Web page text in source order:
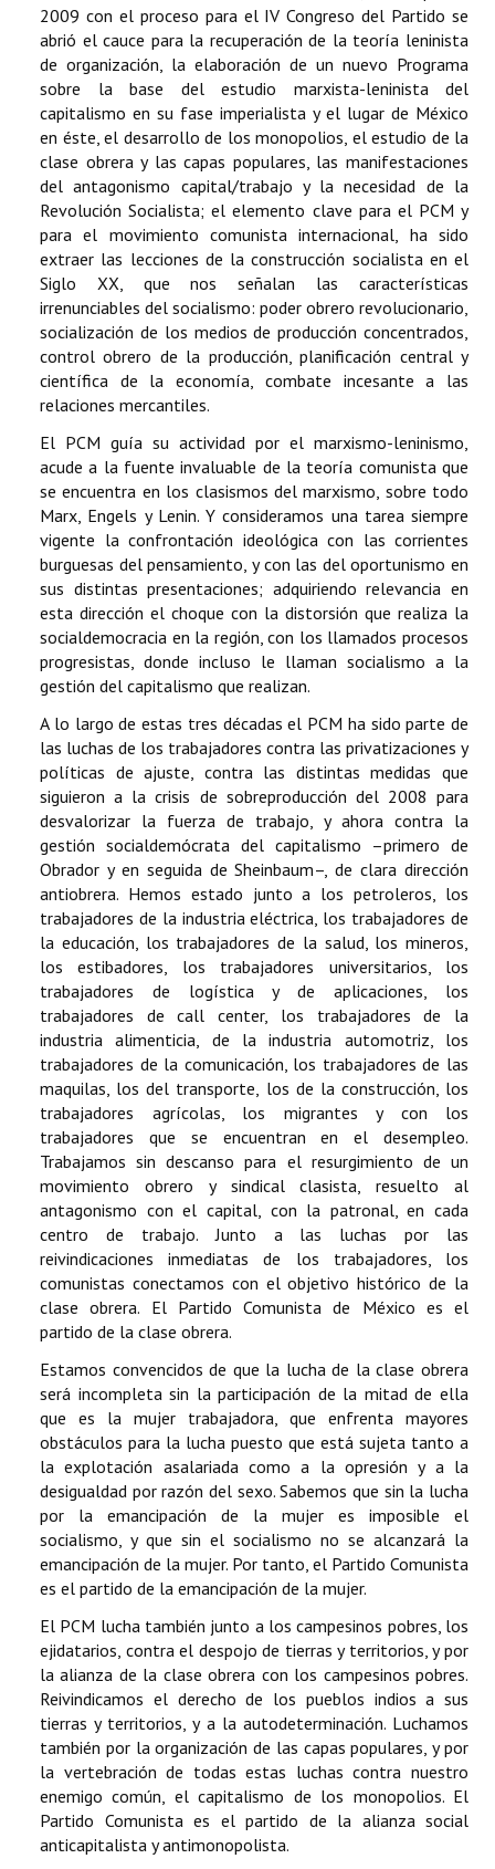
2009 con el proceso para el IV Congreso del Partido se
abrió el cauce para la recuperación de la teoría leninista
de organización, la elaboración de un nuevo Programa
sobre la base del estudio marxista-leninista del
capitalismo en su fase imperialista y el lugar de México
en éste, el desarrollo de los monopolios, el estudio de la
clase obrera y las capas populares, las manifestaciones
del antagonismo capital/trabajo y la necesidad de la
Revolución Socialista; el elemento clave para el PCM y
para el movimiento comunista internacional, ha sido
extraer las lecciones de la construcción socialista en el
Siglo XX, que nos señalan las características
irrenunciables del socialismo: poder obrero revolucionario,
socialización de los medios de producción concentrados,
control obrero de la producción, planificación central y
científica de la economía, combate incesante a las
relaciones mercantiles.
El PCM guía su actividad por el marxismo-leninismo,
acude a la fuente invaluable de la teoría comunista que
se encuentra en los clasismos del marxismo, sobre todo
Marx, Engels y Lenin. Y consideramos una tarea siempre
vigente la confrontación ideológica con las corrientes
burguesas del pensamiento, y con las del oportunismo en
sus distintas presentaciones; adquiriendo relevancia en
esta dirección el choque con la distorsión que realiza la
socialdemocracia en la región, con los llamados procesos
progresistas, donde incluso le llaman socialismo a la
gestión del capitalismo que realizan.
A lo largo de estas tres décadas el PCM ha sido parte de
las luchas de los trabajadores contra las privatizaciones y
políticas de ajuste, contra las distintas medidas que
siguieron a la crisis de sobreproducción del 2008 para
desvalorizar la fuerza de trabajo, y ahora contra la
gestión socialdemócrata del capitalismo –primero de
Obrador y en seguida de Sheinbaum–, de clara dirección
antiobrera. Hemos estado junto a los petroleros, los
trabajadores de la industria eléctrica, los trabajadores de
la educación, los trabajadores de la salud, los mineros,
los estibadores, los trabajadores universitarios, los
trabajadores de logística y de aplicaciones, los
trabajadores de call center, los trabajadores de la
industria alimenticia, de la industria automotriz, los
trabajadores de la comunicación, los trabajadores de las
maquilas, los del transporte, los de la construcción, los
trabajadores agrícolas, los migrantes y con los
trabajadores que se encuentran en el desempleo.
Trabajamos sin descanso para el resurgimiento de un
movimiento obrero y sindical clasista, resuelto al
antagonismo con el capital, con la patronal, en cada
centro de trabajo. Junto a las luchas por las
reivindicaciones inmediatas de los trabajadores, los
comunistas conectamos con el objetivo histórico de la
clase obrera. El Partido Comunista de México es el
partido de la clase obrera.
Estamos convencidos de que la lucha de la clase obrera
será incompleta sin la participación de la mitad de ella
que es la mujer trabajadora, que enfrenta mayores
obstáculos para la lucha puesto que está sujeta tanto a
la explotación asalariada como a la opresión y a la
desigualdad por razón del sexo. Sabemos que sin la lucha
por la emancipación de la mujer es imposible el
socialismo, y que sin el socialismo no se alcanzará la
emancipación de la mujer. Por tanto, el Partido Comunista
es el partido de la emancipación de la mujer.
El PCM lucha también junto a los campesinos pobres, los
ejidatarios, contra el despojo de tierras y territorios, y por
la alianza de la clase obrera con los campesinos pobres.
Reivindicamos el derecho de los pueblos indios a sus
tierras y territorios, y a la autodeterminación. Luchamos
también por la organización de las capas populares, y por
la vertebración de todas estas luchas contra nuestro
enemigo común, el capitalismo de los monopolios. El
Partido Comunista es el partido de la alianza social
anticapitalista y antimonopolista.